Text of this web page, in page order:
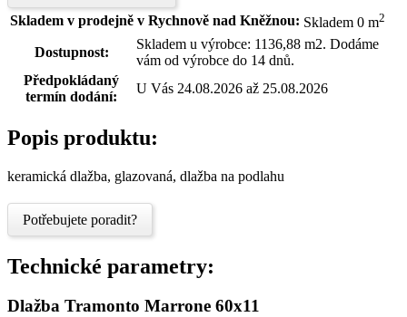
Skladem v prodejně v Rychnově nad Kněžnou: Skladem 0 m2
Dostupnost:
Skladem u výrobce: 1136,88 m2. Dodáme
vám od výrobce do 14 dnů.
Předpokládaný
termín dodání:
U Vás 24.08.2026 až 25.08.2026
Popis produktu:
keramická dlažba, glazovaná, dlažba na podlahu
Potřebujete poradit?
Technické parametry:
Dlažba Tramonto Marrone 60x11